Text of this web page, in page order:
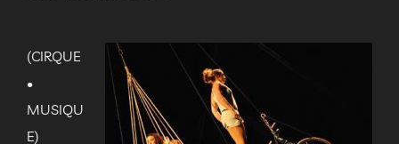
(CIRQUE
•
MUSIQU
E)